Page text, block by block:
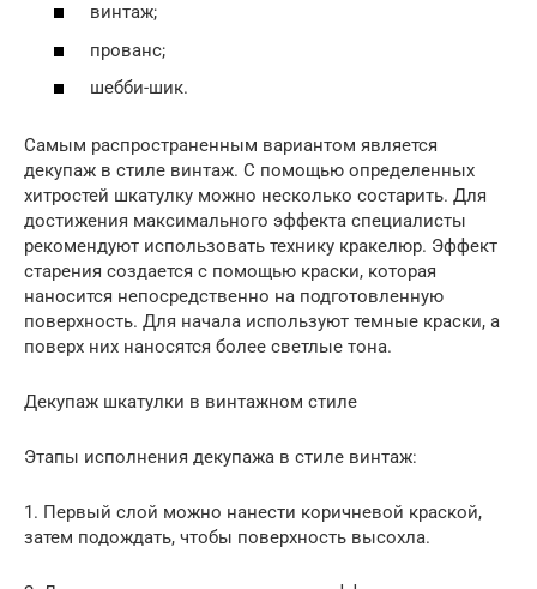
винтаж;
прованс;
шебби-шик.
Самым распространенным вариантом является
декупаж в стиле винтаж. С помощью определенных
хитростей шкатулку можно несколько состарить. Для
достижения максимального эффекта специалисты
рекомендуют использовать технику кракелюр. Эффект
старения создается с помощью краски, которая
наносится непосредственно на подготовленную
поверхность. Для начала используют темные краски, а
поверх них наносятся более светлые тона.
Декупаж шкатулки в винтажном стиле
Этапы исполнения декупажа в стиле винтаж:
1. Первый слой можно нанести коричневой краской,
затем подождать, чтобы поверхность высохла.